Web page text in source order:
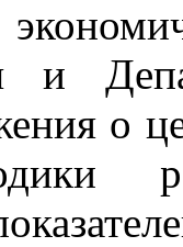
и
о